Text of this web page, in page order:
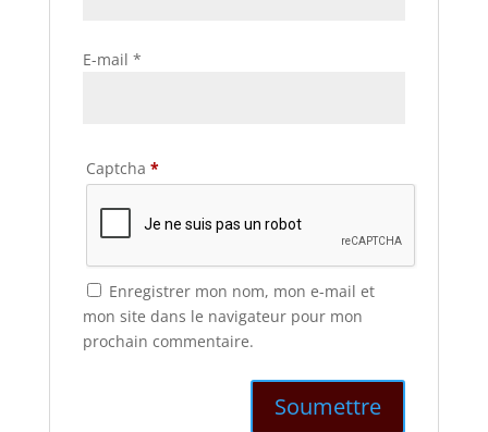
E-mail *
Captcha *
Enregistrer mon nom, mon e-mail et
mon site dans le navigateur pour mon
prochain commentaire.